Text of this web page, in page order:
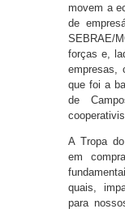
movem a
de
SEBRAE/
forças e,
empresas,
que foi a
de
A Tropa
em
quais,
para